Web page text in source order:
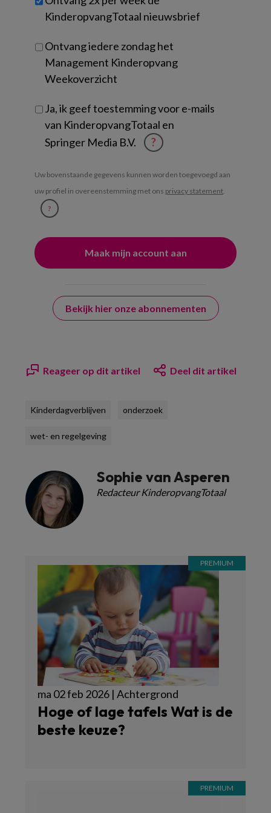
KinderopvangTotaal nieuwsbrief
Ontvang iedere zondag het
Management Kinderopvang
Weekoverzicht
Ja, ik geef toestemming voor e-mails
van KinderopvangTotaal en
Springer Media B.V.
?
Uw bovenstaande gegevens kunnen worden toegevoegd aan
uw profiel in overeenstemming met ons privacy statement
?
Bekijk hier onze abonnementen
Reageer op dit artikel Deel dit artikel
Kinderdagverblijven onderzoek
wet- en regelgeving
Sophie van Asperen
Redacteur KinderopvangTotaal
ma 02 feb 2026 | Achtergrond
Hoge of lage tafels Wat is de
beste keuze?